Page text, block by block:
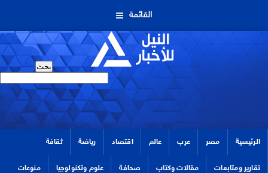
القائمة
الرئيسية مصر عرب عالم اقتصاد رياضة ثقافة
تقارير ومتابعات مقالات وكتاب صحافة علوم وتكنولوجيا منوعات